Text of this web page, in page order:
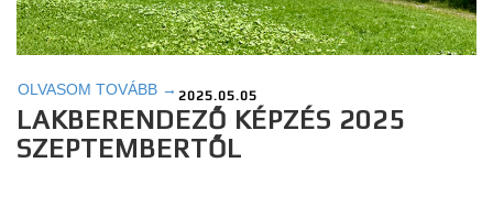
OLVASOM TOVÁBB → 2025.05.05
LAKBERENDEZŐ KÉPZÉS 2025
SZEPTEMBERTŐL